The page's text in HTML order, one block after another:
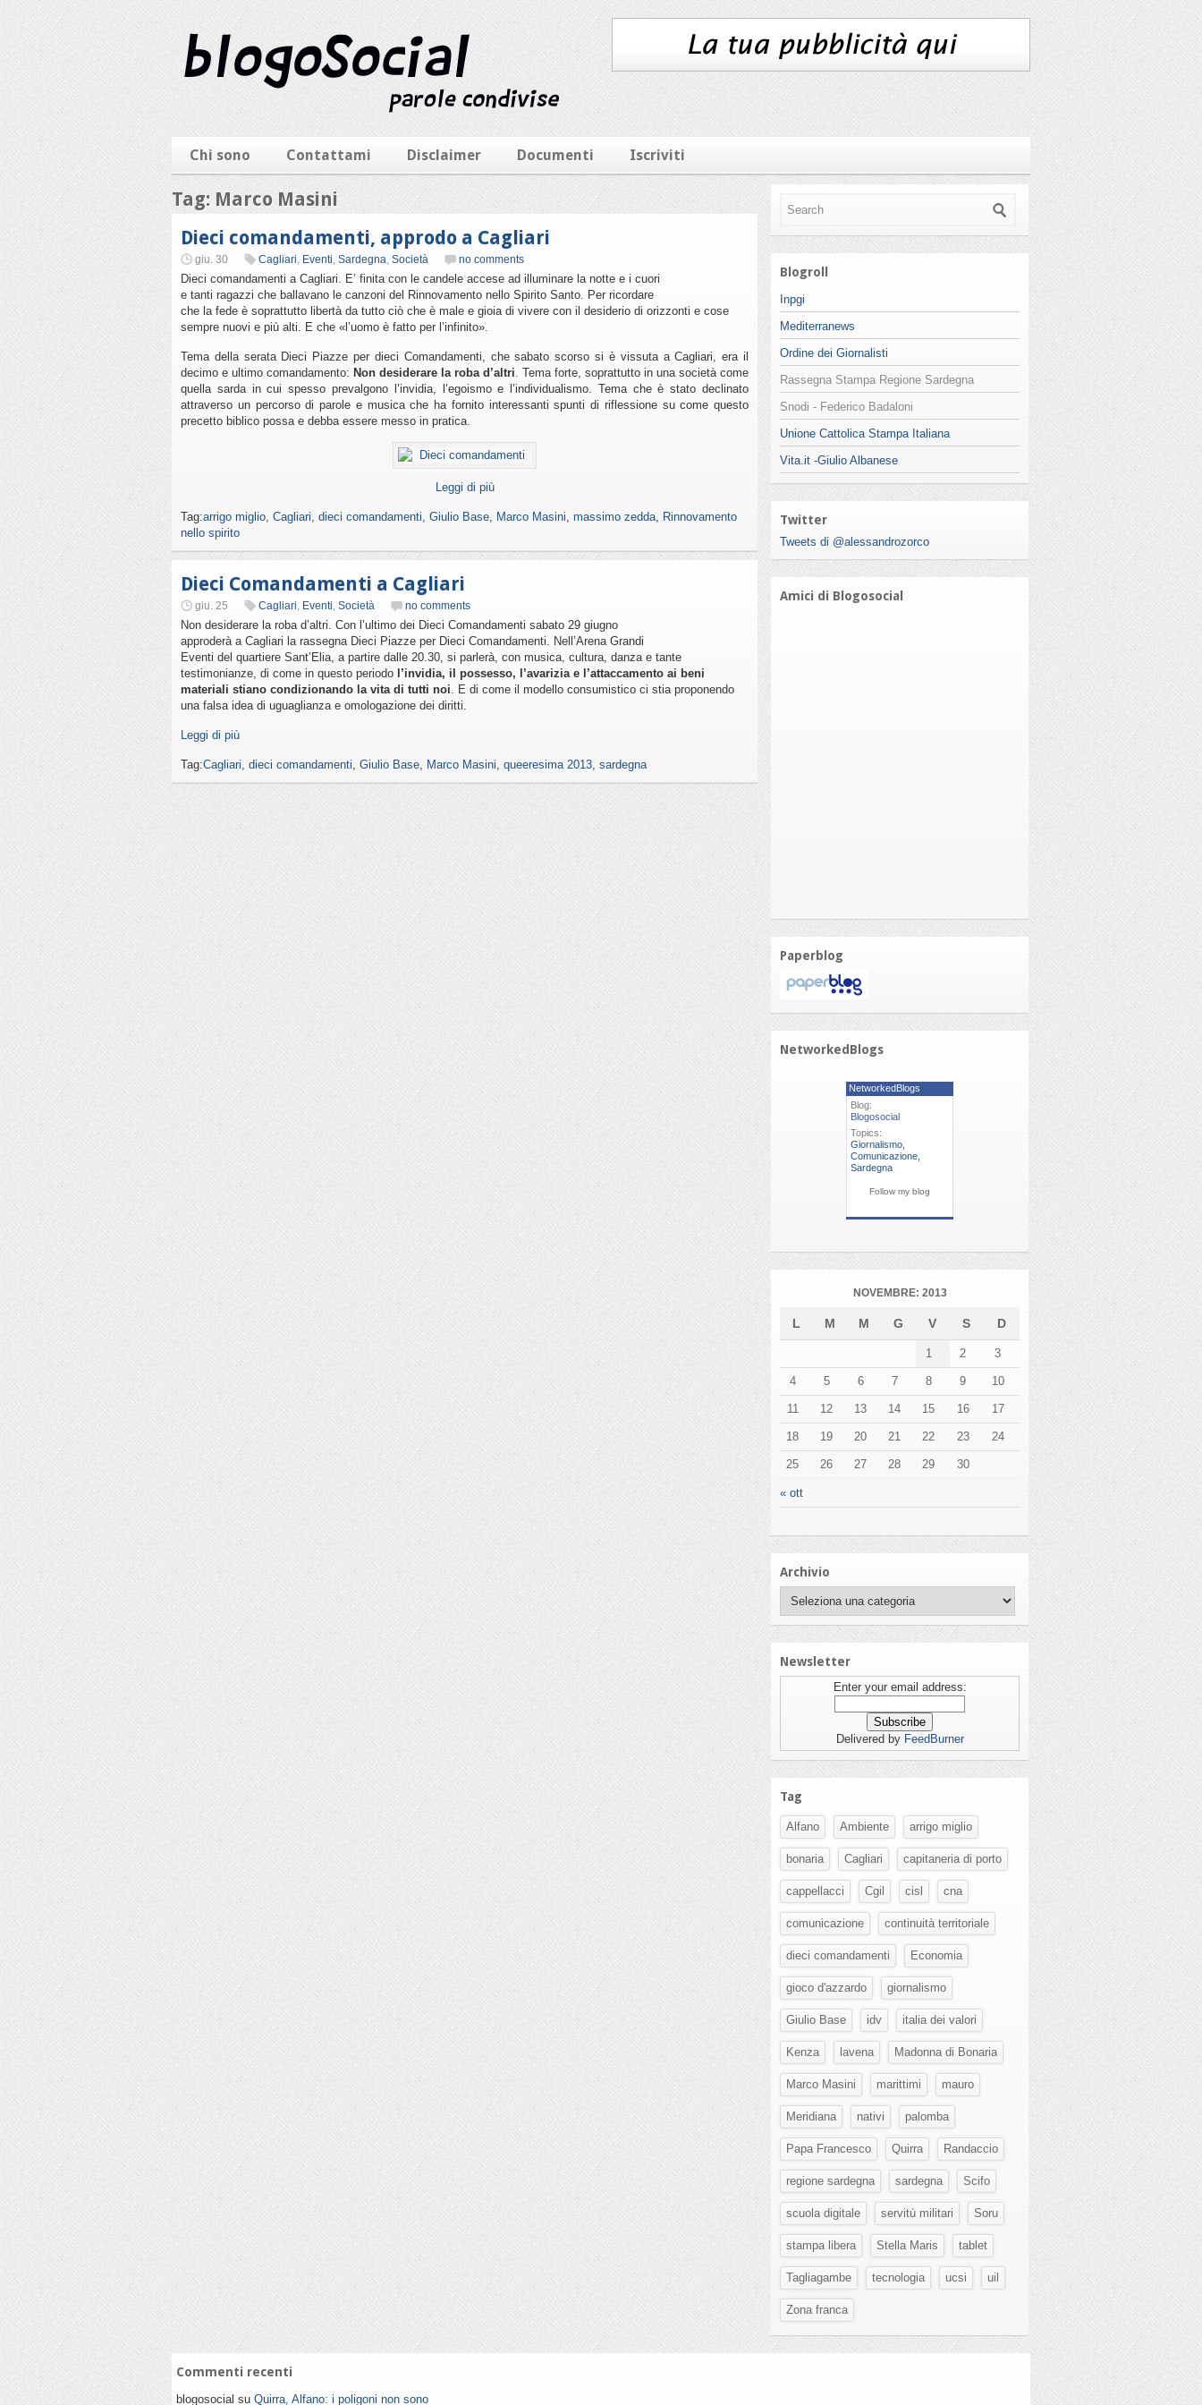
Chi sono Contattami Disclaimer Documenti Iscriviti
Tag: Marco Masini
Dieci comandamenti, approdo a Cagliari
giu. 30 Cagliari, Eventi, Sardegna, Società no comments
Dieci comandamenti a Cagliari. E’ finita con le candele accese ad illuminare la notte e i cuori
e tanti ragazzi che ballavano le canzoni del Rinnovamento nello Spirito Santo. Per ricordare
che la fede è soprattutto libertà da tutto ciò che è male e gioia di vivere con il desiderio di orizzonti e cose
sempre nuovi e più alti. E che «l’uomo è fatto per l’infinito».
Tema della serata Dieci Piazze per dieci Comandamenti, che sabato scorso si è vissuta a Cagliari, era il
decimo e ultimo comandamento: Non desiderare la roba d’altri. Tema forte, soprattutto in una società come
quella sarda in cui spesso prevalgono l’invidia, l’egoismo e l’individualismo. Tema che è stato declinato
attraverso un percorso di parole e musica che ha fornito interessanti spunti di riflessione su come questo
precetto biblico possa e debba essere messo in pratica.
Leggi di più
Tag:arrigo miglio, Cagliari, dieci comandamenti, Giulio Base, Marco Masini, massimo zedda, Rinnovamento
nello spirito
Dieci Comandamenti a Cagliari
giu. 25 Cagliari, Eventi, Società no comments
Non desiderare la roba d’altri. Con l’ultimo dei Dieci Comandamenti sabato 29 giugno
approderà a Cagliari la rassegna Dieci Piazze per Dieci Comandamenti. Nell’Arena Grandi
Eventi del quartiere Sant’Elia, a partire dalle 20.30, si parlerà, con musica, cultura, danza e tante
testimonianze, di come in questo periodo l’invidia, il possesso, l’avarizia e l’attaccamento ai beni
materiali stiano condizionando la vita di tutti noi. E di come il modello consumistico ci stia proponendo
una falsa idea di uguaglianza e omologazione dei diritti.
Leggi di più
Tag:Cagliari, dieci comandamenti, Giulio Base, Marco Masini, queeresima 2013, sardegna
Blogroll
Inpgi
Mediterranews
Ordine dei Giornalisti
Rassegna Stampa Regione Sardegna
Snodi - Federico Badaloni
Unione Cattolica Stampa Italiana
Vita.it -Giulio Albanese
Twitter
Tweets di @alessandrozorco
Amici di Blogosocial
Paperblog
NetworkedBlogs
NetworkedBlogs
Blog:
Blogosocial
Topics:
Giornalismo
Comunicazione
Sardegna
Follow my blog
NOVEMBRE: 2013
L M M G V S D
« ott
1 2 3
4 5 6 7 8 9 10
11 12 13 14 15 16 17
18 19 20 21 22 23 24
25 26 27 28 29 30
Archivio
Newsletter
Enter your email address:
Delivered by FeedBurner
Tag
Alfano Ambiente arrigo miglio
bonaria Cagliari capitaneria di porto
cappellacci Cgil cisl cna
comunicazione continuità territoriale
dieci comandamenti Economia
gioco d'azzardo giornalismo
Giulio Base idv italia dei valori
Kenza lavena Madonna di Bonaria
Marco Masini marittimi mauro
Meridiana nativi palomba
Papa Francesco Quirra Randaccio
regione sardegna sardegna Scifo
scuola digitale servitù militari Soru
stampa libera Stella Maris tablet
Tagliagambe tecnologia ucsi uil
Zona franca
Commenti recenti
blogosocial su Quirra, Alfano: i poligoni non sono